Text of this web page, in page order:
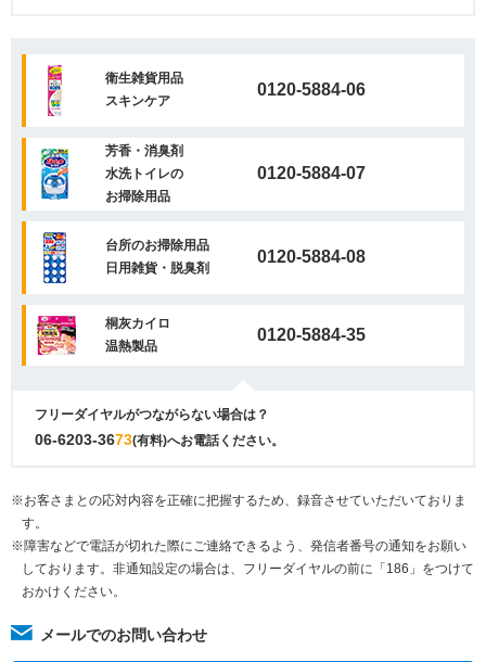
衛生雑貨用品
スキンケア
0120-5884-06
芳香・消臭剤
水洗トイレの
お掃除用品
0120-5884-07
台所のお掃除用品
日用雑貨・脱臭剤
0120-5884-08
桐灰カイロ
温熱製品
0120-5884-35
フリーダイヤルがつながらない場合は？
06-6203-3673(有料)へお電話ください。
※お客さまとの応対内容を正確に把握するため、録音させていただいておりま
す。
※障害などで電話が切れた際にご連絡できるよう、発信者番号の通知をお願い
しております。非通知設定の場合は、フリーダイヤルの前に「186」をつけて
おかけください。
メールでのお問い合わせ